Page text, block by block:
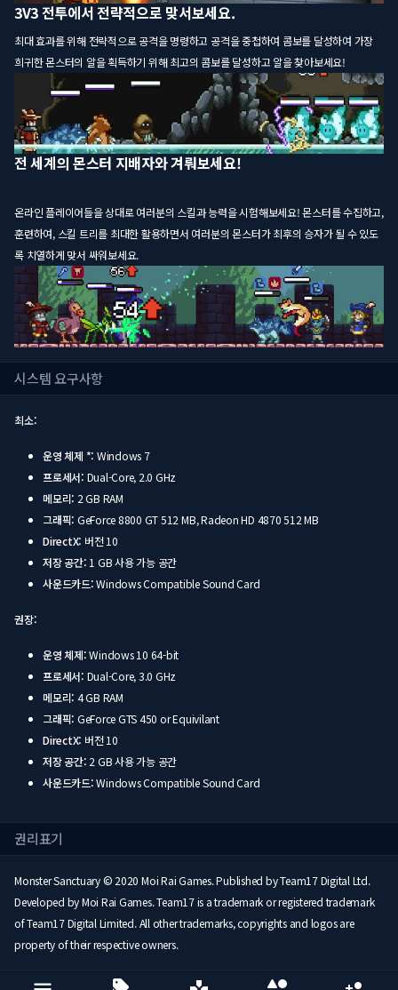
3V3 전투에서 전략적으로 맞서보세요.
최대 효과를 위해 전략적으로 공격을 명령하고 공격을 중첩하여 콤보를 달성하여 가장
희귀한 몬스터의 알을 획득하기 위해 최고의 콤보를 달성하고 알을 찾아보세요!
전 세계의 몬스터 지배자와 겨뤄보세요!
온라인 플레이어들을 상대로 여러분의 스킬과 능력을 시험해보세요! 몬스터를 수집하고,
훈련하여, 스킬 트리를 최대한 활용하면서 여러분의 몬스터가 최후의 승자가 될 수 있도
록 치열하게 맞서 싸워보세요.
시스템 요구사항
최소:
운영 체제 *: Windows 7
프로세서: Dual-Core, 2.0 GHz
메모리: 2 GB RAM
그래픽: GeForce 8800 GT 512 MB, Radeon HD 4870 512 MB
DirectX: 버전 10
저장 공간: 1 GB 사용 가능 공간
사운드카드:Windows Compatible Sound Card
권장:
운영 체제:Windows 10 64-bit
프로세서: Dual-Core, 3.0 GHz
메모리: 4 GB RAM
그래픽: GeForce GTS 450 or Equivilant
DirectX: 버전 10
저장 공간: 2 GB 사용 가능 공간
사운드카드:Windows Compatible Sound Card
권리표기
Monster Sanctuary © 2020 Moi Rai Games. Published by Team17 Digital Ltd.
Developed by Moi Rai Games. Team17 is a trademark or registered trademark
of Team17 Digital Limited. All other trademarks, copyrights and logos are
property of their respective owners.